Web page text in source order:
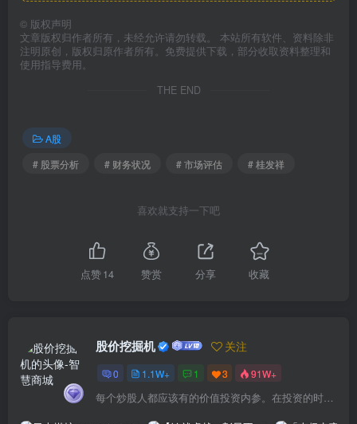
© 版权声明
文章版权归作者所有，未经允许请勿转载。 本站所有软件、资料除非
注明原创，版权归原作者所有。免费提供下载，部分收取资料整理和
使用指导费用。
THE END
A股
# 股票分析
# 财务状况 # 市场评估 # 桂发祥
喜欢就支持一下吧
点赞14 赞赏 分享 收藏
股价挖掘机 关注
0 1.1W+ 1 3 91W+
每个炒股人都应该有的价值投资内参。在投资的时候，我们把自己看成是企业分析师——而不是市场分析师，也不是宏观经济分析师，更不是证券分析师。